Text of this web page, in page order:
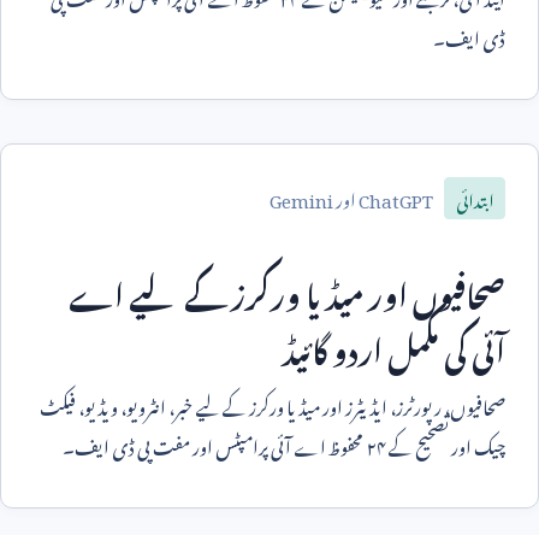
ڈی ایف۔
ابتدائی ChatGPTاورGemini
صحافیوں اور میڈیا ورکرز کے لیے اے
آئی کی مکمل اردو گائیڈ
صحافیوں، رپورٹرز، ایڈیٹرز اور میڈیا ورکرز کے لیے خبر، انٹرویو، ویڈیو، فیکٹ
چیک اور تصحیح کے ۲۴ محفوظ اے آئی پرامپٹس اور مفت پی ڈی ایف۔